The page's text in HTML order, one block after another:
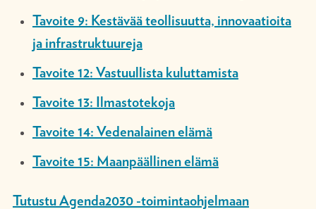
Tavoite 9: Kestävää teollisuutta, innovaatioita
ja infrastruktuureja
Tavoite 12: Vastuullista kuluttamista
Tavoite 13: Ilmastotekoja
Tavoite 14: Vedenalainen elämä
Tavoite 15: Maanpäällinen elämä
Tutustu Agenda2030 -toimintaohjelmaan